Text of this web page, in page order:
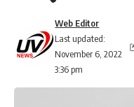
Last updated:
November 6, 2022
3:36 pm
Web Editor